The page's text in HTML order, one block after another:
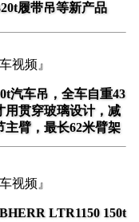
履带吊等新产品
视频』
汽车吊，全车自重43
用贯穿玻璃设计，减
主臂，最长62米臂架
视频』
LTR1150 150t